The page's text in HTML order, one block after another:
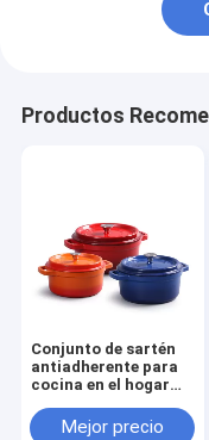
Productos
Conjunto de sartén
antiadherente para
cocina en el hogar
personalizado y
Mejor precio